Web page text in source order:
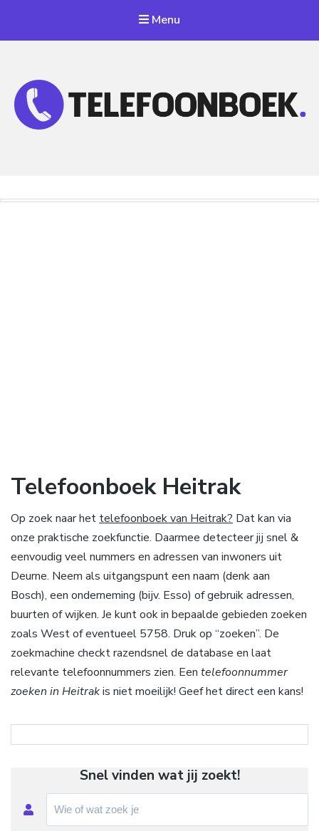
Menu
Telefoonboek Heitrak
Op zoek naar het telefoonboek van Heitrak? Dat kan via
onze praktische zoekfunctie. Daarmee detecteer jij snel &
eenvoudig veel nummers en adressen van inwoners uit
Deurne. Neem als uitgangspunt een naam (denk aan
Bosch), een onderneming (bijv. Esso) of gebruik adressen,
buurten of wijken. Je kunt ook in bepaalde gebieden zoeken
zoals West of eventueel 5758. Druk op “zoeken”. De
zoekmachine checkt razendsnel de database en laat
relevante telefoonnummers zien. Een telefoonnummer
zoeken in Heitrakis niet moeilijk! Geef het direct een kans!
Snel vinden wat jij zoekt!